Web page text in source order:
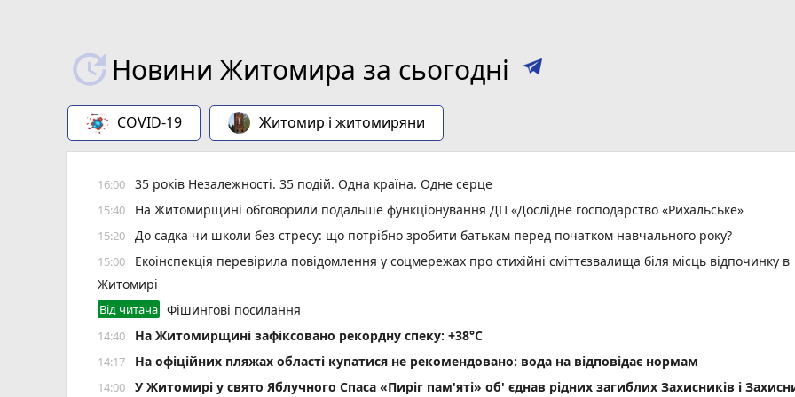
Новини Житомира за сьогодні
COVID-19 Житомир і житомиряни
16:00 35 років Незалежності. 35 подій. Одна країна. Одне серце
15:40 На Житомирщині обговорили подальше функціонування ДП «Дослідне господарство «Рихальське»
15:20 До садка чи школи без стресу: що потрібно зробити батькам перед початком навчального року?
15:00
Екоінспекція перевірила повідомлення у соцмережах про стихійні сміттєзвалища біля місць відпочинку в
Житомирі
Від читача Фішингові посилання
14:40 Н️а Житомирщині зафіксовано рекордну спеку: +38°C
14:17 На офіційних пляжах області купатися не рекомендовано: вода на відповідає нормам
14:00 У Житомирі у свято Яблучного Спаса «Пиріг пам'яті» об' єднав рідних загиблих Захисників і